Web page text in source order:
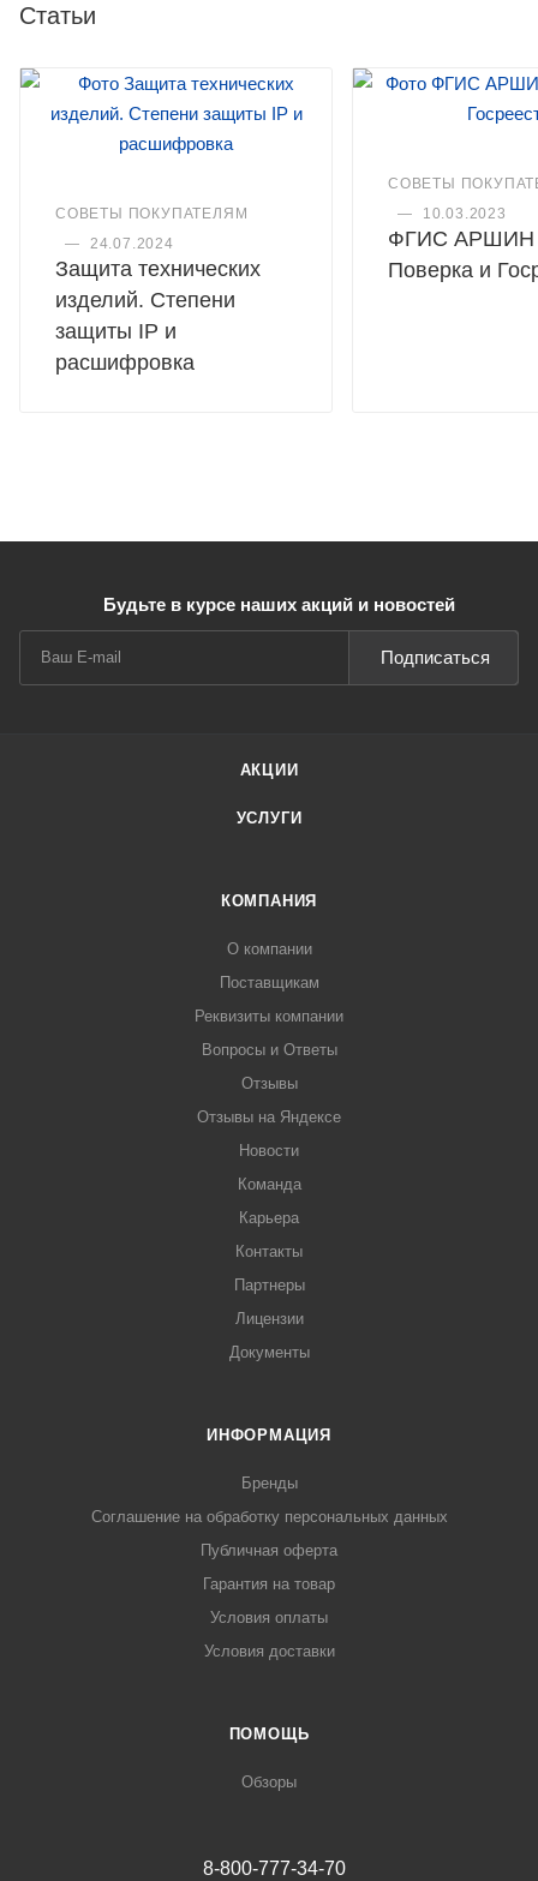
Статьи
СОВЕТЫ ПОКУПАТЕЛЯМ
—
24.07.2024
Защита технических
изделий. Степени
защиты IP и
расшифровка
СОВЕТЫ
—
10.03.2023
ФГИС АРШИН
Поверка и
Будьте в курсе наших акций и новостей
Подписаться
АКЦИИ
УСЛУГИ
КОМПАНИЯ
О компании
Поставщикам
Реквизиты компании
Вопросы и Ответы
Отзывы
Отзывы на Яндексе
Новости
Команда
Карьера
Контакты
Партнеры
Лицензии
Документы
ИНФОРМАЦИЯ
Бренды
Соглашение на обработку персональных данных
Публичная оферта
Гарантия на товар
Условия оплаты
Условия доставки
ПОМОЩЬ
Обзоры
8-800-777-34-70